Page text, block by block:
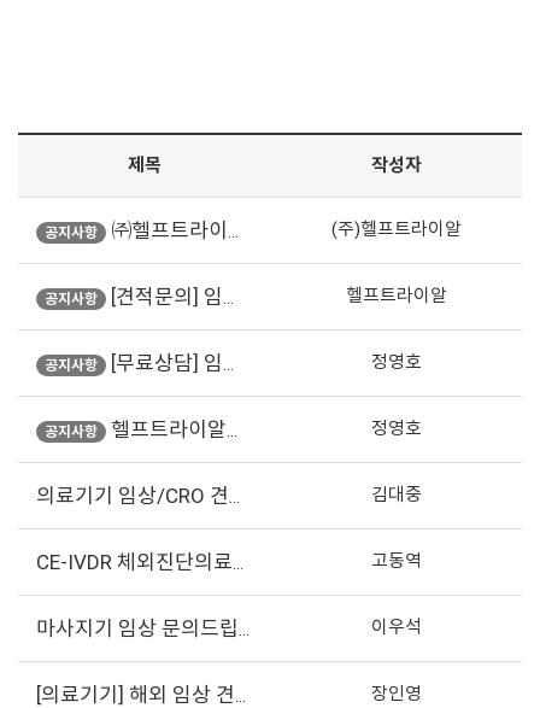
제목 작성자
공지사항 ㈜헬프트라이알 회사소개서입니다. (주)헬프트라이알
공지사항 [견적문의] 임상시험 견적이 궁금하신 분들은 언제든 문의해 주세요 헬프트라이알
공지사항 [무료상담] 임상시험 관련하여 궁금하신 사항은 언제든 문의주세요 정영호
공지사항 헬프트라이알의 공식 블로그를 통해서도 많은 분들과 소통하고 있습니다. 정영호
의료기기 임상/CRO 견적 문의의 건 김대중
CE-IVDR 체외진단의료기기 성능평가 임상문의 고동역
마사지기 임상 문의드립니다. 이우석
[의료기기] 해외 임상 견적 문의 장인영